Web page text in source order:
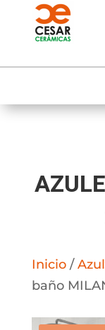
Inicio/
baño